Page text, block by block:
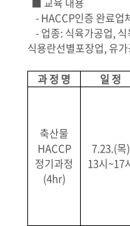
-HACCP인증 완료업
-업종: 식육가공업,
식용란선별포장업,유
과 정 명 일 정
축산물
HACCP
정기과정
(4hr)
7.23.(목)
13시~17